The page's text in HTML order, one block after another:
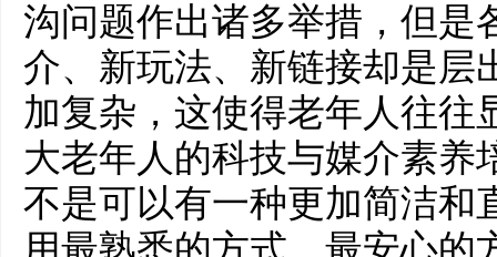
沟问题作出诸多举措，但是
介、新玩法、新链接却是层
加复杂，这使得老年人往往
大老年人的科技与媒介素养
不是可以有一种更加简洁和
用最熟悉的方式、最安心的